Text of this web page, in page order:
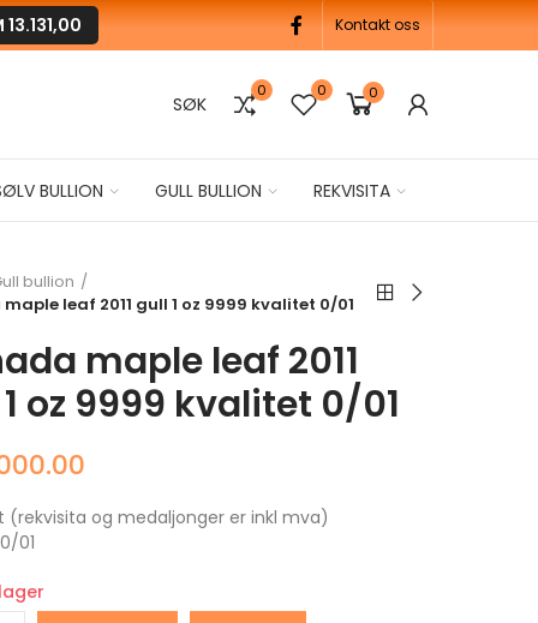
Kontakt oss
SØK
0 0 0
BULLION GULL BULLION REKVISITA
13.131,00
bullion
leaf 2011 gull 1 oz 9999 kvalitet 0/01
maple leaf 2011
oz 9999 kvalitet 0/01
og medaljonger er inkl mva)
01